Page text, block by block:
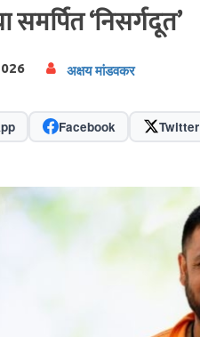
समर्पित ‘निसर्गदूत’
अक्षय मांडवकर
Facebook Twitter